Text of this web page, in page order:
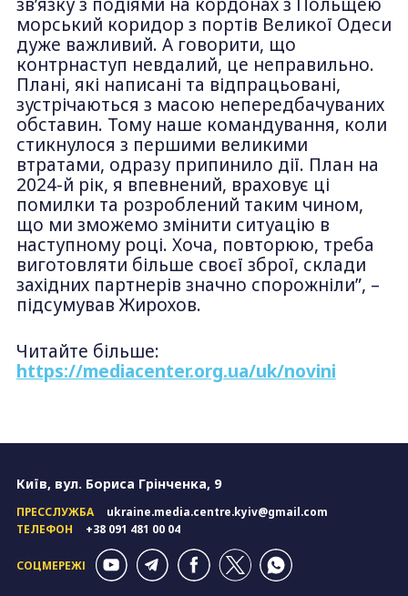
морський коридор з портів Великої Одеси
дуже важливий. А говорити, що
контрнаступ невдалий, це неправильно.
Плані, які написані та відпрацьовані,
зустрічаються з масою непередбачуваних
обставин. Тому наше командування, коли
стикнулося з першими великими
втратами, одразу припинило дії. План на
2024-й рік, я впевнений, враховує ці
помилки та розроблений таким чином,
що ми зможемо змінити ситуацію в
наступному році. Хоча, повторюю, треба
виготовляти більше своєї зброї, склади
західних партнерів значно спорожніли”, –
підсумував Жирохов.
Читайте більше:
https://mediacenter.org.ua/uk/novini
Київ, вул. Бориса Грінченка, 9
ПРЕССЛУЖБА
ukraine.media.centre.kyiv@gmail.com
ТЕЛЕФОН
+38 091 481 00 04
СОЦМЕРЕЖІ